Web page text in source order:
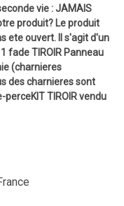
vie : JAMAIS
produit? Le produit
ete ouvert. Il s'agit d'un
fade TIROIR Panneau
(charnieres
des charnieres sont
TIROIR vendu